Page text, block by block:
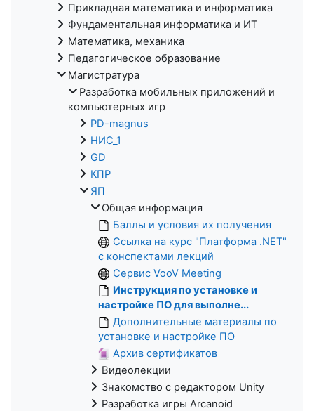
Прикладная математика и информатика
Фундаментальная информатика и ИТ
Математика, механика
Педагогическое образование
Магистратура
Разработка мобильных приложений и
компьютерных игр
PD-magnus
НИС_1
GD
КПР
ЯП
Общая информация
Баллы и условия их получения
Ссылка на курс "Платформа .NET"
с конспектами лекций
Сервис VooV Meeting
Инструкция по установке и
настройке ПО для выполне...
Дополнительные материалы по
установке и настройке ПО
Архив сертификатов
Видеолекции
Знакомство с редактором Unity
Разработка игры Arcanoid